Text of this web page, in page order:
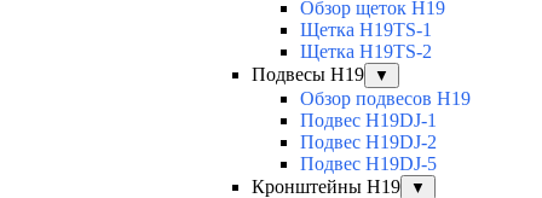
Обзор щеток H19
Щетка H19TS-1
Щетка H19TS-2
Подвесы H19
▼
Обзор подвесов H19
Подвес H19DJ-1
Подвес H19DJ-2
Подвес H19DJ-5
Кронштейны H19
▼